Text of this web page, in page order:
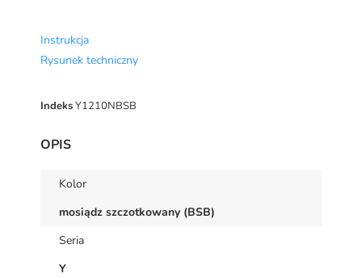
Instrukcja
Rysunek techniczny
IndeksY1210NBSB
OPIS
Kolor
mosiądz szczotkowany (BSB)
Seria
Y